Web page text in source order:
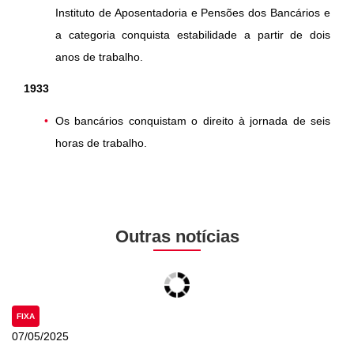
Instituto de Aposentadoria e Pensões dos Bancários e
a categoria conquista estabilidade a partir de dois
anos de trabalho.
1933
Os bancários conquistam o direito à jornada de seis
horas de trabalho.
Outras notícias
FIXA
07/05/2025